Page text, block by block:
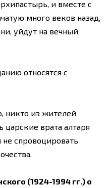
и вместе с
много веков назад,
уйдут на вечный
относятся с
никто из жителей
царские врата алтаря
спровоцировать
(1924-1994 гг.) о